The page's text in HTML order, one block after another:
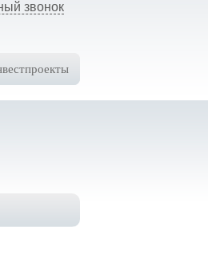
звонок